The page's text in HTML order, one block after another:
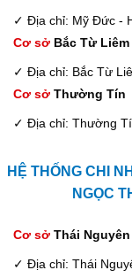
✓ Địa chỉ: Mỹ Đức -
Cơ sở Bắc Từ Liêm
✓ Địa chỉ: Bắc Từ
Cơ sở Thường Tín
✓ Địa chỉ: Thường
HỆ THỐNG CHI
NGỌC
Cơ sở Thái Nguyên
✓ Địa chỉ: Thái